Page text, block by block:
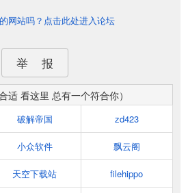
网站吗？点击此处进入论坛
举 报
适 看这里 总有一个符合你）
破解帝国 zd423
小众软件 飘云阁
天空下载站 filehippo